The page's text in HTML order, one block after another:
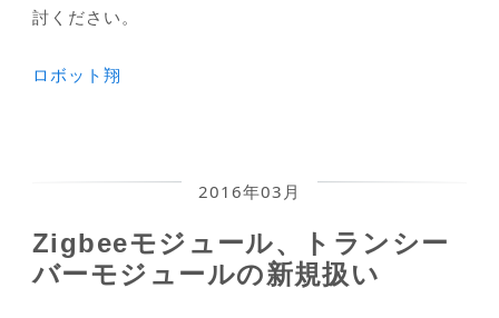
討ください。
ロボット翔
2016年03月
Zigbeeモジュール、トランシー
バーモジュールの新規扱い